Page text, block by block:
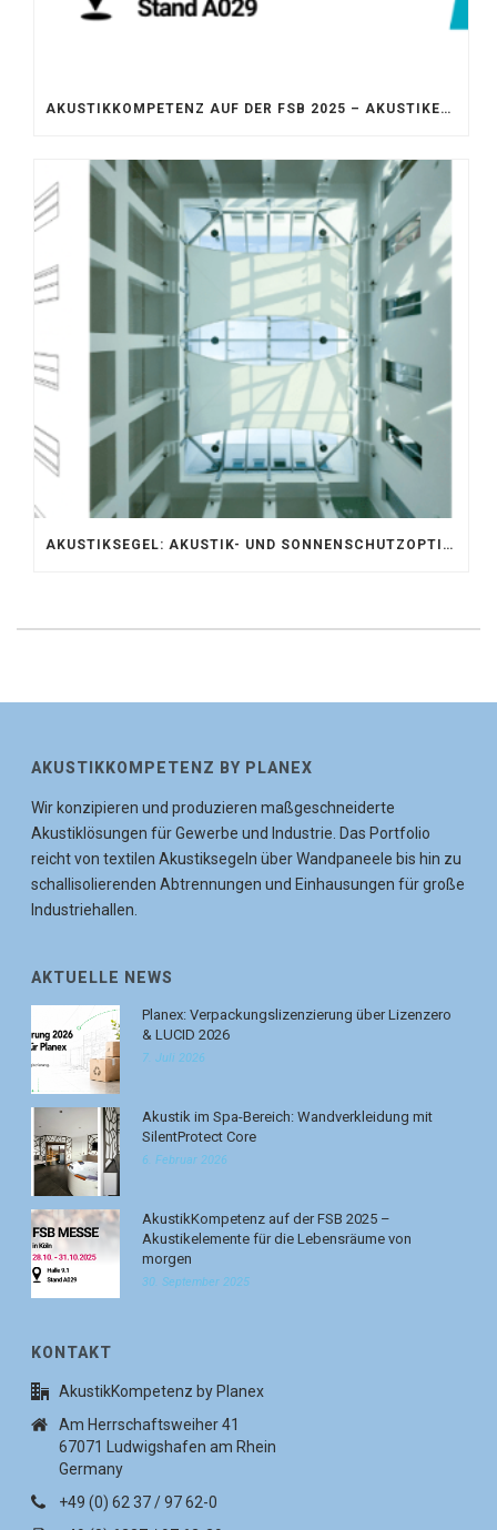
AKUSTIKKOMPETENZ AUF DER FSB 2025 – AKUSTIKELEMENTE FÜR DIE LEBENSRÄUME VON MORGEN
AKUSTIKSEGEL: AKUSTIK- UND SONNENSCHUTZOPTIMIERUNG IM ATRIUM DER UNIVERSITÄT BONN
AKUSTIKKOMPETENZ BY PLANEX
Wir konzipieren und produzieren maßgeschneiderte
Akustiklösungen für Gewerbe und Industrie. Das Portfolio
reicht von textilen Akustiksegeln über Wandpaneele bis hin zu
schallisolierenden Abtrennungen und Einhausungen für große
Industriehallen.
AKTUELLE NEWS
Planex: Verpackungslizenzierung über Lizenzero
& LUCID 2026
7. Juli 2026
Akustik im Spa-Bereich: Wandverkleidung mit
SilentProtect Core
6. Februar 2026
AkustikKompetenz auf der FSB 2025 –
Akustikelemente für die Lebensräume von
morgen
30. September 2025
KONTAKT
AkustikKompetenz by Planex
Am Herrschaftsweiher 41
67071 Ludwigshafen am Rhein
Germany
+49 (0) 62 37 / 97 62-0